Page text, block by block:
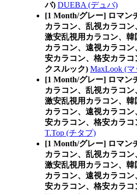
バ) DUEBA (デュバ)
[1 Month/グレー] ロマン
カラコン、乱視カラコン
激安乱視用カラコン、
カラコン、遠視カラコ
安カラコン、格安カラ
クスルック) MaxLook (
[1 Month/グレー] ロマン
カラコン、乱視カラコン
激安乱視用カラコン、
カラコン、遠視カラコ
安カラコン、格安カラ
T.Top (チタプ)
[1 Month/グレー] ロマン
カラコン、乱視カラコン
激安乱視用カラコン、
カラコン、遠視カラコ
安カラコン、格安カラコ